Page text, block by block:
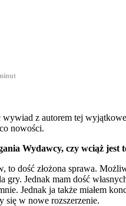
z autorem tej
nowości.
Wydawcy, czy wciąż jest
dość złożona sprawa.
Jednak mam dość
Jednak ja także miałem
się w nowe rozszerzenie.